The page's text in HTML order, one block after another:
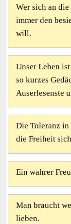
Wer sich an
immer den
will.
Unser Leben
so kurzes
Auserlesenste
Die Toleranz in
die Freiheit
Ein wahrer
Man braucht
lieben.